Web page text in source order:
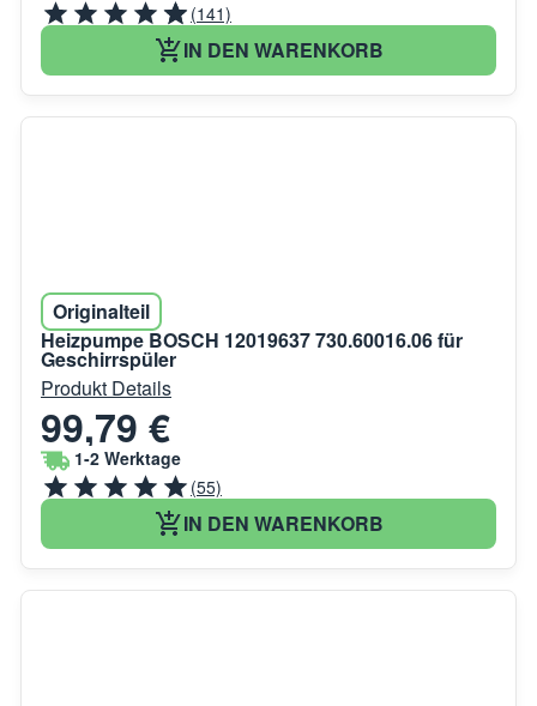
(141)
IN DEN WARENKORB
Originalteil
Heizpumpe BOSCH 12019637 730.60016.06 für
Geschirrspüler
Produkt Details
99,79 €
1-2 Werktage
(55)
IN DEN WARENKORB